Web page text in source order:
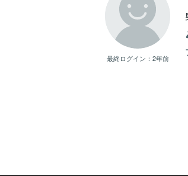
最終ログイン： 2年前